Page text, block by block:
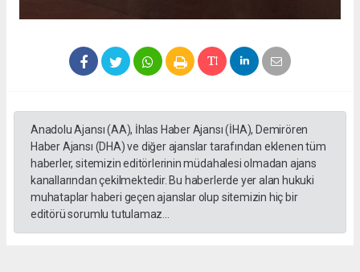
Anadolu Ajansı (AA), İhlas Haber Ajansı (İHA), Demirören
Haber Ajansı (DHA) ve diğer ajanslar tarafından eklenen tüm
haberler, sitemizin editörlerinin müdahalesi olmadan ajans
kanallarından çekilmektedir. Bu haberlerde yer alan hukuki
muhataplar haberi geçen ajanslar olup sitemizin hiç bir
editörü sorumlu tutulamaz...